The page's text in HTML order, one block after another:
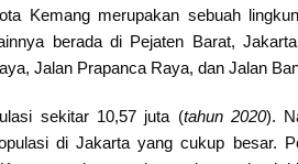
Kemang merupakan sebuah
berada di Pejaten Barat,
Jalan Prapanca Raya, dan Jalan
sekitar 10,57 juta (tahun 2020).
di Jakarta yang cukup besar.